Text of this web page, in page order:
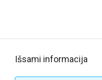
Išsami informacija